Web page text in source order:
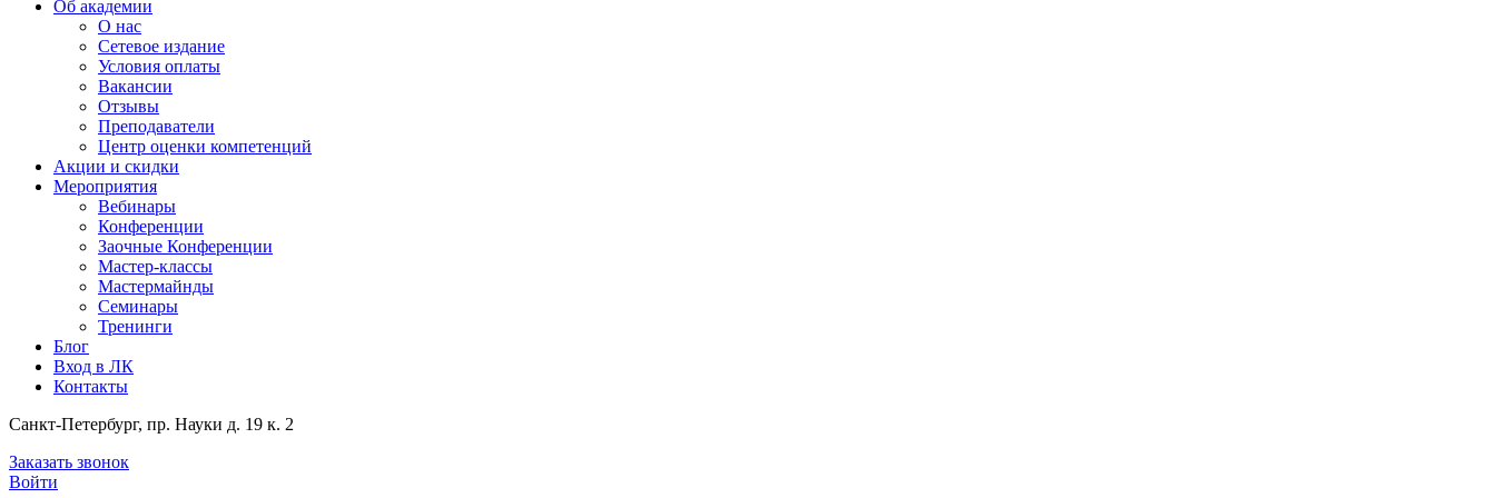
Об академии
О нас
Сетевое издание
Условия оплаты
Вакансии
Отзывы
Преподаватели
Центр оценки компетенций
Акции и скидки
Мероприятия
Вебинары
Конференции
Заочные Конференции
Мастер-классы
Мастермайнды
Семинары
Тренинги
Блог
Вход в ЛК
Контакты
Санкт-Петербург, пр. Науки д. 19 к. 2
Заказать звонок
Войти